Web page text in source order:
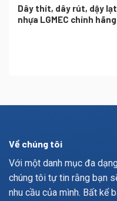
Dây thít, dây rút, dậy lạt
nhựa LGMEC chính hãng
Về chúng tôi
Với một danh mục đa
chúng tôi tự tin rằng bạn
nhu cầu của mình. Bất kể